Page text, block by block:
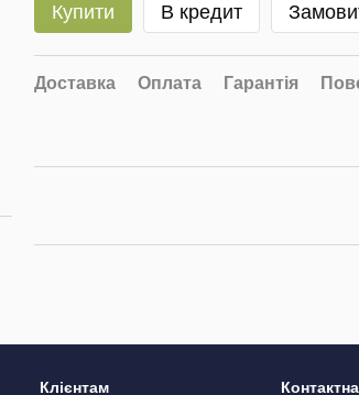
Купити В кредит
Доставка Оплата Гарантія
Клієнтам